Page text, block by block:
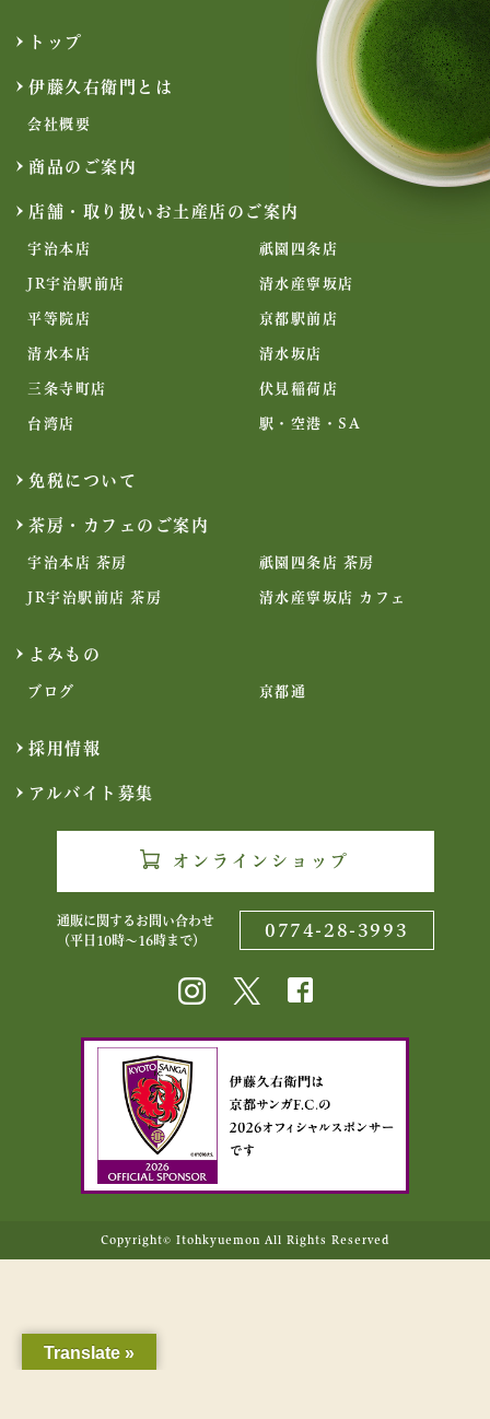
Translate »
トップ
伊藤久右衛門とは
会社概要
商品のご案内
店舗・取り扱いお土産店のご案内
宇治本店 祇園四条店
JR宇治駅前店 清水産寧坂店
平等院店 京都駅前店
清水本店 清水坂店
三条寺町店 伏見稲荷店
台湾店 駅・空港・SA
免税について
茶房・カフェのご案内
宇治本店 茶房 祇園四条店 茶房
JR宇治駅前店 茶房 清水産寧坂店 カフェ
よみもの
ブログ 京都通
採用情報
アルバイト募集
オンラインショップ
通販に関するお問い合わせ
（平日10時〜16時まで）
0774-28-3993
Copyright© Itohkyuemon All Rights Reserved